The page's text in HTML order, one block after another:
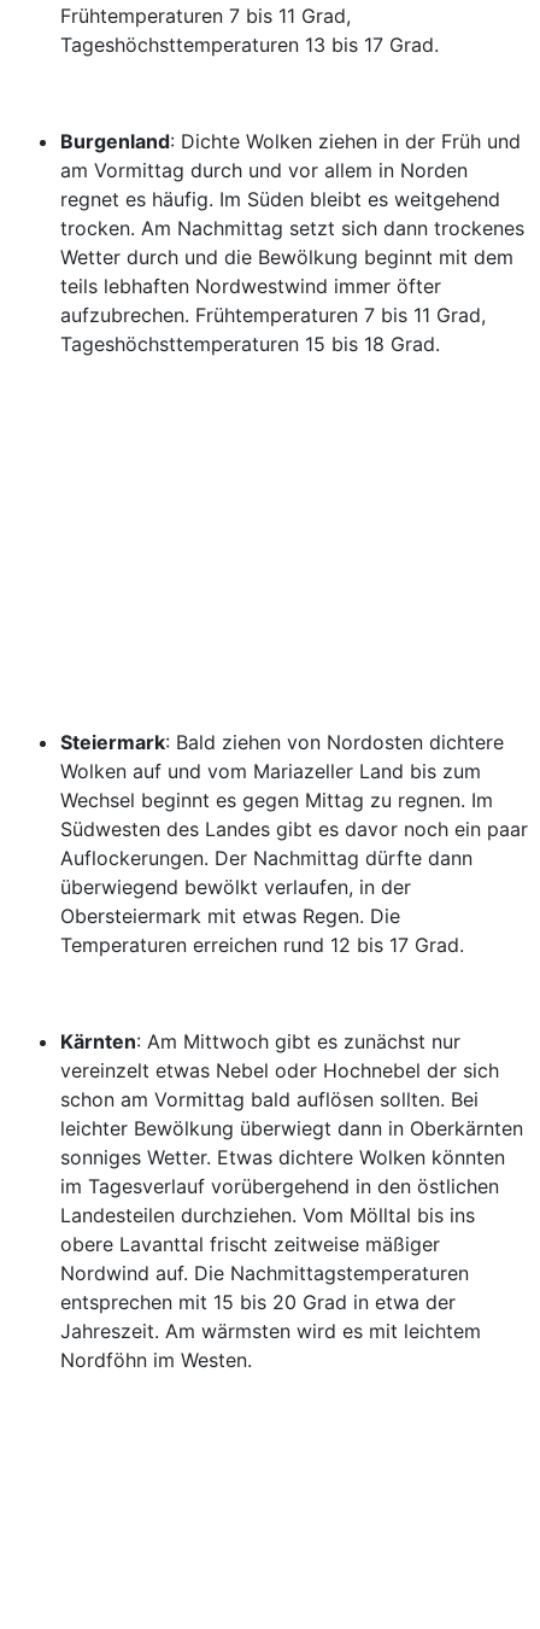
Frühtemperaturen 7 bis 11 Grad,
Tageshöchsttemperaturen 13 bis 17 Grad.
Burgenland: Dichte Wolken ziehen in der Früh und
am Vormittag durch und vor allem in Norden
regnet es häufig. Im Süden bleibt es weitgehend
trocken. Am Nachmittag setzt sich dann trockenes
Wetter durch und die Bewölkung beginnt mit dem
teils lebhaften Nordwestwind immer öfter
aufzubrechen. Frühtemperaturen 7 bis 11 Grad,
Tageshöchsttemperaturen 15 bis 18 Grad.
Steiermark: Bald ziehen von Nordosten dichtere
Wolken auf und vom Mariazeller Land bis zum
Wechsel beginnt es gegen Mittag zu regnen. Im
Südwesten des Landes gibt es davor noch ein paar
Auflockerungen. Der Nachmittag dürfte dann
überwiegend bewölkt verlaufen, in der
Obersteiermark mit etwas Regen. Die
Temperaturen erreichen rund 12 bis 17 Grad.
Kärnten: Am Mittwoch gibt es zunächst nur
vereinzelt etwas Nebel oder Hochnebel der sich
schon am Vormittag bald auflösen sollten. Bei
leichter Bewölkung überwiegt dann in Oberkärnten
sonniges Wetter. Etwas dichtere Wolken könnten
im Tagesverlauf vorübergehend in den östlichen
Landesteilen durchziehen. Vom Mölltal bis ins
obere Lavanttal frischt zeitweise mäßiger
Nordwind auf. Die Nachmittagstemperaturen
entsprechen mit 15 bis 20 Grad in etwa der
Jahreszeit. Am wärmsten wird es mit leichtem
Nordföhn im Westen.